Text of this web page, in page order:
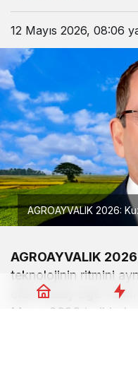
12 Mayıs 2026, 08:06
AGROAYVALIK 2026:
AGROAYVALIK 2026
teknolojinin ritmini
olan Kuzey Ege
Mayıs 2026 tarihinde